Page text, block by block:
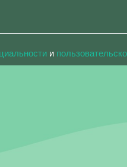
и